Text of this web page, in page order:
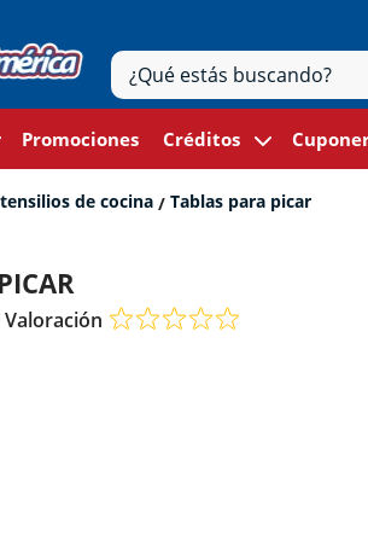
Promociones Créditos
de cocina Tablas para picar
Valoración